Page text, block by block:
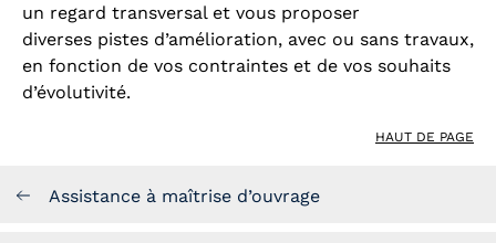
un regard transversal et vous proposer
diverses pistes d’amélioration, avec ou sans travaux,
en fonction de vos contraintes et de vos souhaits
d’évolutivité.
HAUT DE PAGE
Assistance à maîtrise d’ouvrage